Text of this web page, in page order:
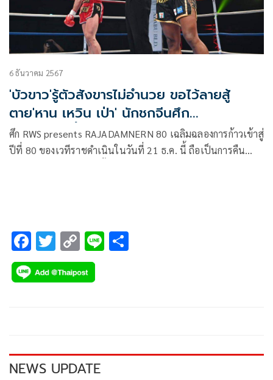
6 ธันวาคม 2567
'บัวขาว'รู้ตัวสังขารไม่อำนวย ขอไว้ลายสู้
ตาย'หาน เหวิน เป่า' นักชกจีนศึก
RWS21ธ.ค.นี้
ศึก RWS presents RAJADAMNERN 80 เฉลิมฉลองการก้าวเข้าสู่
ปีที่ 80 ของเวทีราชดำเนินในวันที่ 21 ธ.ค. นี้ ถือเป็นการคืน
F
ac
e
k
T
wi
tt
C
o
p
k
Li
NEWS UPDATE